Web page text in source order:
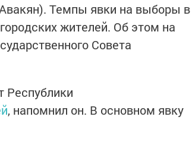
Темпы явки на выборы в
жителей. Об этом на
Совета
Республики
, напомнил он. В основном явку